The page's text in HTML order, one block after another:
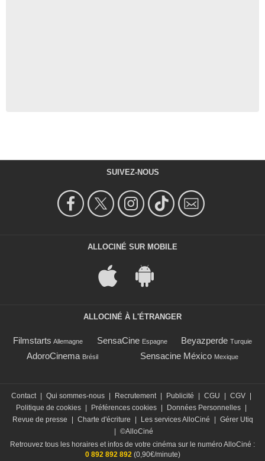
SUIVEZ-NOUS
ALLOCINÉ SUR MOBILE
ALLOCINÉ À L'ÉTRANGER
Filmstarts Allemagne SensaCine Espagne Beyazperde Turquie
AdoroCinema Brésil Sensacine México Mexique
Contact Qui sommes-nous Recrutement Publicité CGU CGV
Politique de cookies
Préférences cookies Données Personnelles
Revue de presse
Charte d'écriture Les services AlloCiné
Gérer Utiq
©AlloCiné
Retrouvez tous les horaires et infos de votre cinéma sur le numéro AlloCiné :
0 892 892 892(0,90€/minute)